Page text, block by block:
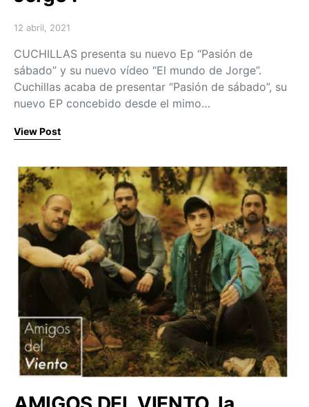
Posted on
12 abril, 2021
CUCHILLAS presenta su nuevo Ep “Pasión de
sábado” y su nuevo vídeo “El mundo de Jorge”.
Cuchillas acaba de presentar “Pasión de sábado”, su
nuevo EP concebido desde el mimo…
View Post